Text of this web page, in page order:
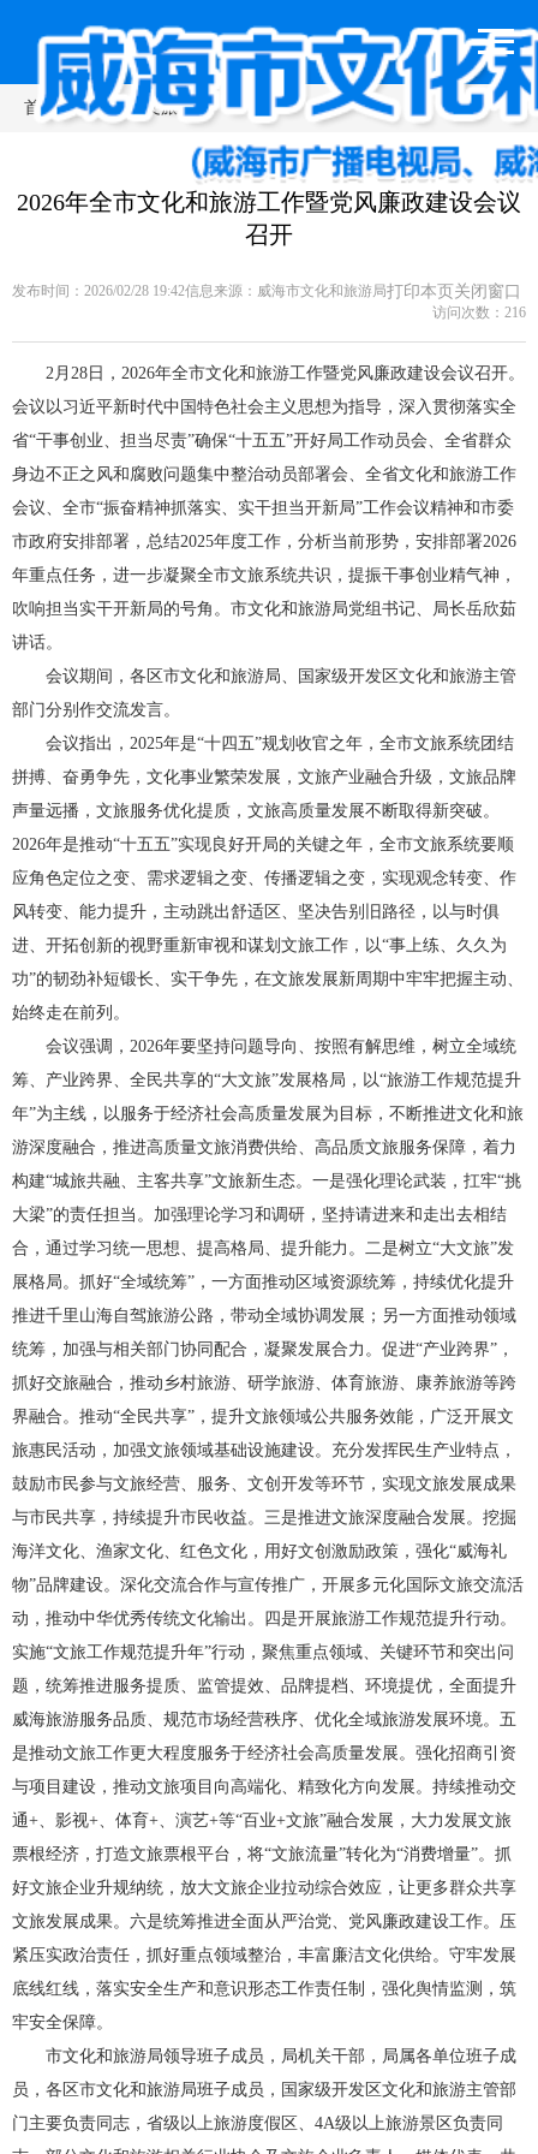
首页>新闻动态> 文旅动态
2026年全市文化和旅游工作暨党风廉政建设会议
召开
发布时间：2026/02/28 19:42信息来源： 威海市文化和旅游局打印本页 关闭窗口
访问次数： 216
2月28日，2026年全市文化和旅游工作暨党风廉政建设会议召开。
会议以习近平新时代中国特色社会主义思想为指导，深入贯彻落实全
省“干事创业、担当尽责”确保“十五五”开好局工作动员会、全省群众
身边不正之风和腐败问题集中整治动员部署会、全省文化和旅游工作
会议、全市“振奋精神抓落实、实干担当开新局”工作会议精神和市委
市政府安排部署，总结2025年度工作，分析当前形势，安排部署2026
年重点任务，进一步凝聚全市文旅系统共识，提振干事创业精气神，
吹响担当实干开新局的号角。市文化和旅游局党组书记、局长岳欣茹
讲话。
会议期间，各区市文化和旅游局、国家级开发区文化和旅游主管
部门分别作交流发言。
会议指出，2025年是“十四五”规划收官之年，全市文旅系统团结
拼搏、奋勇争先，文化事业繁荣发展，文旅产业融合升级，文旅品牌
声量远播，文旅服务优化提质，文旅高质量发展不断取得新突破。
2026年是推动“十五五”实现良好开局的关键之年，全市文旅系统要顺
应角色定位之变、需求逻辑之变、传播逻辑之变，实现观念转变、作
风转变、能力提升，主动跳出舒适区、坚决告别旧路径，以与时俱
进、开拓创新的视野重新审视和谋划文旅工作，以“事上练、久久为
功”的韧劲补短锻长、实干争先，在文旅发展新周期中牢牢把握主动、
始终走在前列。
会议强调，2026年要坚持问题导向、按照有解思维，树立全域统
筹、产业跨界、全民共享的“大文旅”发展格局，以“旅游工作规范提升
年”为主线，以服务于经济社会高质量发展为目标，不断推进文化和旅
游深度融合，推进高质量文旅消费供给、高品质文旅服务保障，着力
构建“城旅共融、主客共享”文旅新生态。一是强化理论武装，扛牢“挑
大梁”的责任担当。加强理论学习和调研，坚持请进来和走出去相结
合，通过学习统一思想、提高格局、提升能力。二是树立“大文旅”发
展格局。抓好“全域统筹”，一方面推动区域资源统筹，持续优化提升
推进千里山海自驾旅游公路，带动全域协调发展；另一方面推动领域
统筹，加强与相关部门协同配合，凝聚发展合力。促进“产业跨界”，
抓好交旅融合，推动乡村旅游、研学旅游、体育旅游、康养旅游等跨
界融合。推动“全民共享”，提升文旅领域公共服务效能，广泛开展文
旅惠民活动，加强文旅领域基础设施建设。充分发挥民生产业特点，
鼓励市民参与文旅经营、服务、文创开发等环节，实现文旅发展成果
与市民共享，持续提升市民收益。三是推进文旅深度融合发展。挖掘
海洋文化、渔家文化、红色文化，用好文创激励政策，强化“威海礼
物”品牌建设。深化交流合作与宣传推广，开展多元化国际文旅交流活
动，推动中华优秀传统文化输出。四是开展旅游工作规范提升行动。
实施“文旅工作规范提升年”行动，聚焦重点领域、关键环节和突出问
题，统筹推进服务提质、监管提效、品牌提档、环境提优，全面提升
威海旅游服务品质、规范市场经营秩序、优化全域旅游发展环境。五
是推动文旅工作更大程度服务于经济社会高质量发展。强化招商引资
与项目建设，推动文旅项目向高端化、精致化方向发展。持续推动交
通+、影视+、体育+、演艺+等“百业+文旅”融合发展，大力发展文旅
票根经济，打造文旅票根平台，将“文旅流量”转化为“消费增量”。抓
好文旅企业升规纳统，放大文旅企业拉动综合效应，让更多群众共享
文旅发展成果。六是统筹推进全面从严治党、党风廉政建设工作。压
紧压实政治责任，抓好重点领域整治，丰富廉洁文化供给。守牢发展
底线红线，落实安全生产和意识形态工作责任制，强化舆情监测，筑
牢安全保障。
市文化和旅游局领导班子成员，局机关干部，局属各单位班子成
员，各区市文化和旅游局班子成员，国家级开发区文化和旅游主管部
门主要负责同志，省级以上旅游度假区、4A级以上旅游景区负责同